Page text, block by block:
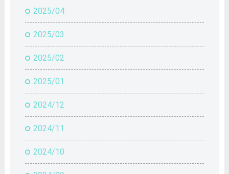
2025/04
2025/03
2025/02
2025/01
2024/12
2024/11
2024/10